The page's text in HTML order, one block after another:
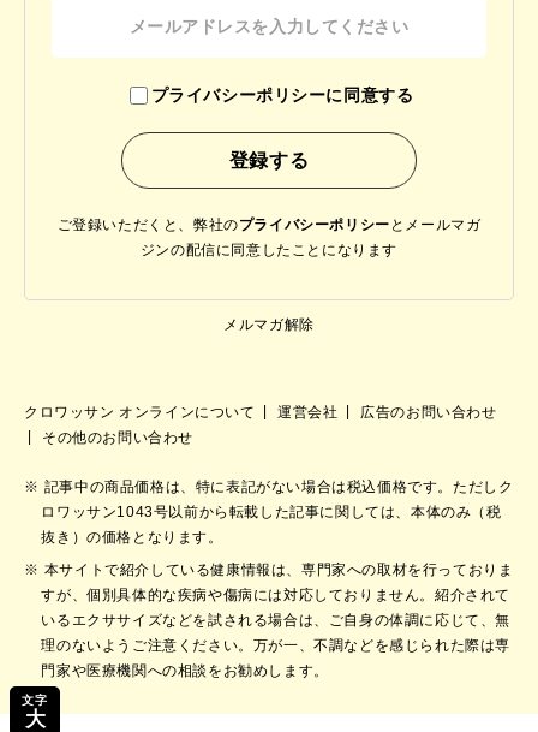
文字
大
プライバシーポリシーに同意する
ご登録いただくと、弊社のプライバシーポリシー と メールマガ
ジンの配信に同意したことになります
メルマガ解除
クロワッサン オンラインについて 運営会社
広告のお問い合わせ
その他のお問い合わせ
記事中の商品価格は、特に表記がない場合は税込価格です。ただしク
ロワッサン1043号以前から転載した記事に関しては、本体のみ（税
抜き）の価格となります。
本サイトで紹介している健康情報は、専門家への取材を行っておりま
すが、個別具体的な疾病や傷病には対応しておりません。紹介されて
いるエクササイズなどを試される場合は、ご自身の体調に応じて、無
理のないようご注意ください。万が一、不調などを感じられた際は専
門家や医療機関への相談をお勧めします。